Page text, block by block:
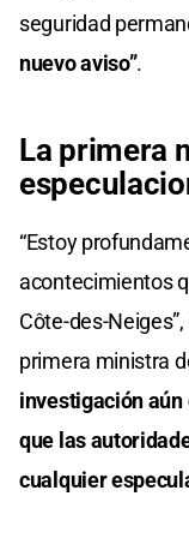
seguridad
nuevo aviso”.
La primera
“Estoy
acontecimientos
Côte-des-
primera ministra
investigación aún
que las
cualquier